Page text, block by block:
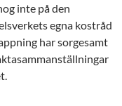
inte på den
egna kostråd
har sorgesamt